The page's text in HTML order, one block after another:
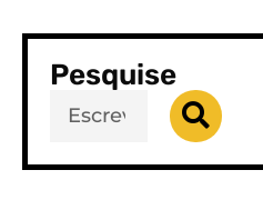
Pesquise